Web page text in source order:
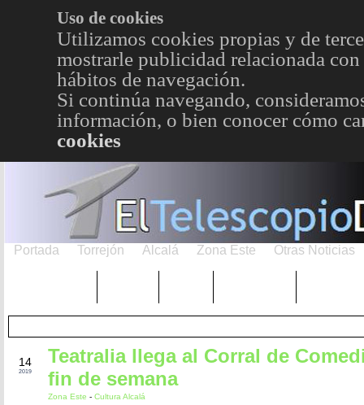
Uso de cookies
Utilizamos cookies propias y de
mostrarle publicidad relacionada
hábitos de navegación.
Si continúa navegando,
información, o bien conocer cómo
cookies
Portada Torrejón Alcalá Zona Este Otras Noticias
14
2019
Teatralia llega al Corral de
fin de semana
Zona Este - Cultura Alcalá